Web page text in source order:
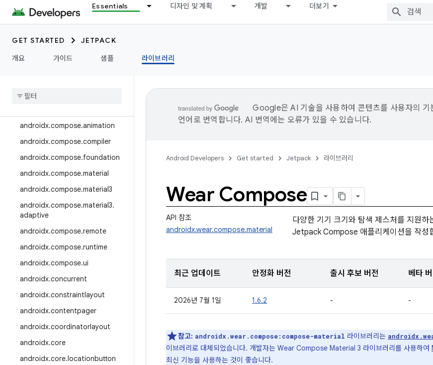
Essentials 디자인 및 계획 개발 더보기
GET STARTED
JETPACK
개요
가이드 샘플 라이브러리
androidx.camera.media3
androidx.car
androidx.car.app
androidx
androidx.compose.animation
androidx.compose.compiler
androidx.compose.foundation
androidx.compose.material
androidx.compose.material3
androidx.compose.material3.
adaptive
androidx.compose.remote
androidx.compose.runtime
androidx.compose.ui
androidx.concurrent
androidx.constraintlayout
androidx.contentpager
androidx.coordinatorlayout
androidx.core
androidx.core.locationbutton
Google은 AI 기술을 사용하여 콘텐츠를 사용자의 기
언어로 번역합니다. AI 번역에는 오류가 있을 수 있습니다.
Android Developers Get started Jetpack 라이브러리
Wear Compose
API 참조
androidx.wear.compose.material
다양한 기기 크기와 탐색 제스처를 지원
Jetpack Compose 애플리케이션을 작성
최근 업데이트 안정화 버전 출시 후보 버전 베타
2026년 7월 1일 1.6.2 - -
참고: androidx.wear.compose:compose-material 라이브러리는
이브러리로 대체되었습니다. 개발자는 Wear Compose Material 3 라이브러리를 사용하여
최신 기능을 사용하는 것이 좋습니다.